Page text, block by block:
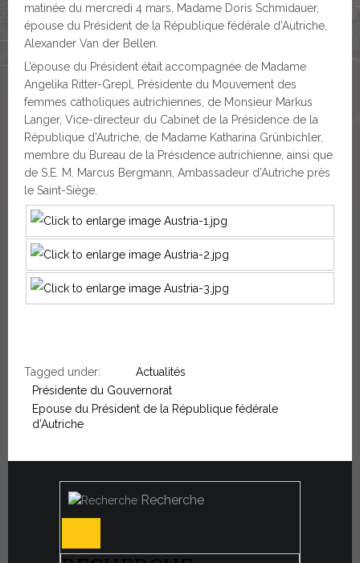
matinée du mercredi 4 mars, Madame Doris Schmidauer,
épouse du Président de la République fédérale d’Autriche,
Alexander Van der Bellen.
L’épouse du Président était accompagnée de Madame
Angelika Ritter-Grepl, Présidente du Mouvement des
femmes catholiques autrichiennes, de Monsieur Markus
Langer, Vice-directeur du Cabinet de la Présidence de la
République d’Autriche, de Madame Katharina Grünbichler,
membre du Bureau de la Présidence autrichienne, ainsi que
de S.E. M. Marcus Bergmann, Ambassadeur d’Autriche près
le Saint-Siège.
Tagged under:
Actualités
Présidente du Gouvernorat
Epouse du Président de la République fédérale
d’Autriche
Recherche